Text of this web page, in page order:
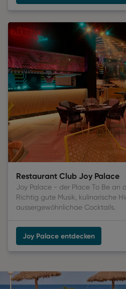
Restaurant Club Joy Palace
Joy Palace - der Place To Be an
Richtig gute Musik, kulinarische
aussergewöhnlichae Cocktails.
Joy Palace entdecken